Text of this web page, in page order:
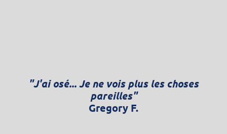
"J'ai osé... Je ne vois plus les choses
pareilles"
Gregory F.